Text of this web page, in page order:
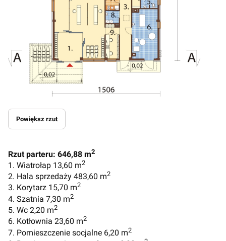
Powiększ rzut
Rzut parteru: 646,88 m2
1. Wiatrołap 13,60 m2
2. Hala sprzedaży 483,60 m2
3. Korytarz 15,70 m2
4. Szatnia 7,30 m2
5. Wc 2,20 m2
6. Kotłownia 23,60 m2
7. Pomieszczenie socjalne 6,20 m2